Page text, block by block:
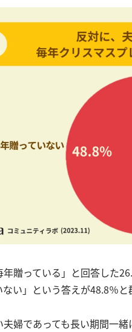
贈っている」と回答した
ない」という答えが48.8％
婦であっても長い期間一